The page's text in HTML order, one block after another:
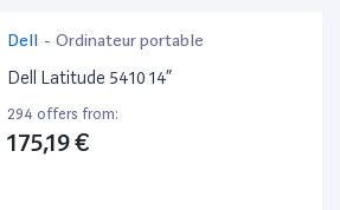
Dell - Ordinateur portable
Dell Latitude 5410 14”
294 offers from:
175,19 €